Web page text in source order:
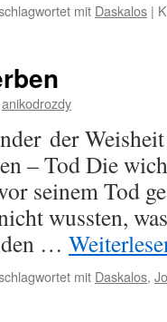
mit Daskalos |
anikodrozdy
der
– Tod Die
seinem Tod
wussten,
…
mit Daskalos,